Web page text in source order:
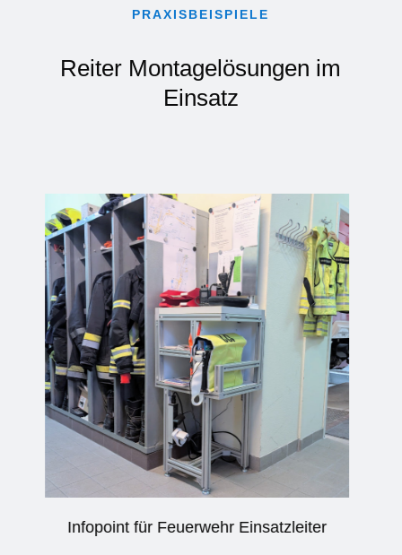
PRAXISBEISPIELE
Reiter Montagelösungen im
Einsatz
Verkettung von Produktionsmaschinen